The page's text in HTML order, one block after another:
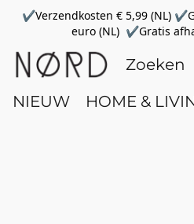
✔Verzendkosten € 5,99 (NL)
euro (NL) ✔Gratis
NIEUW HOME &